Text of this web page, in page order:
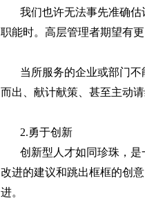
我们也许无法事先准确
职能时。高层管理者期望有
当所服务的企业或部门
而出、献计献策、甚至主动
2.勇于创新
创新型人才如同珍珠，
改进的建议和跳出框框的创
进。